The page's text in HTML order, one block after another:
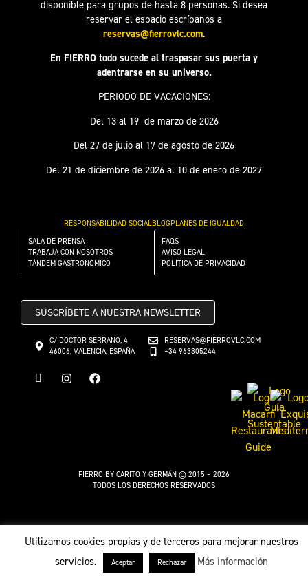
disponible para grupos de hasta 8 personas. Si desea
reservar el espacio escríbanos a
reservas@fierrovlc.com.
En FIERRO todo sucede al traspasar sus puerta y
adentrarse en su universo.
PERIODO DE VACACIONES:
Del 13 al 19 de marzo de 2026
Del 27 de julio al 17 de agosto de 2026
Del 21 de diciembre de 2026 al 10 de enero de 2027
SALA DE PRENSA
TRABAJA CON NOSOTROS
TÁNDEM GASTRONÓMICO
FAQS
AVISO LEGAL
POLÍTICA DE PRIVACIDAD
RESPONSABILIDAD SOCIALBLOGPLANES DE IGUALDAD
SUSCRÍBETE A NUESTRA NEWSLETTER
C/ DOCTOR SERRANO, 4
46006, VALENCIA, ESPAÑA
RESERVAS@FIERROVLC.COM
+34 963305244
FIERRO BY CARITO Y GERMÁN © 2015 – 2026
TODOS LOS DERECHOS RESERVADOS
Utilizamos cookies propias y de terceros para mejorar nuestros
servicios.
Aceptar Rechazar Más información